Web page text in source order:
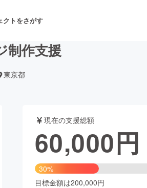
クトをさがす
・パフォーマンス
ファ
制作支援
東京都
現在の支援総額
60,000円
30%
目標金額は200,000円